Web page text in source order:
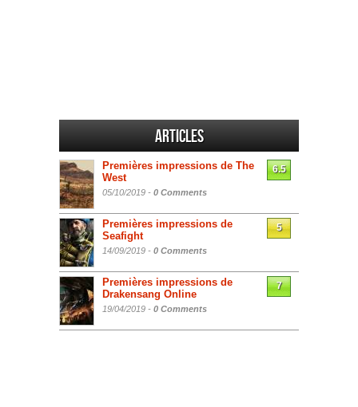
Articles
Premières impressions de The
West
05/10/2019 - 0 Comments
6.5
Premières impressions de
Seafight
14/09/2019 - 0 Comments
5
Premières impressions de
Drakensang Online
19/04/2019 - 0 Comments
7